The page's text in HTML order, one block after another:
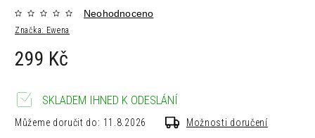
Značka: Ewena
Neohodnoceno
299 Kč
SKLADEM IHNED K ODESLÁNÍ
Můžeme doručit do: 11.8.2026 Možnosti doručení